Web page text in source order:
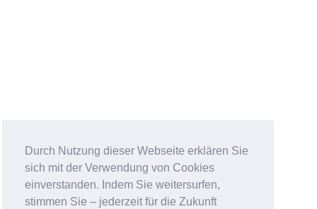
Durch Nutzung dieser Webseite erklären Sie
sich mit der Verwendung von Cookies
einverstanden. Indem Sie weitersurfen,
stimmen Sie – jederzeit für die Zukunft